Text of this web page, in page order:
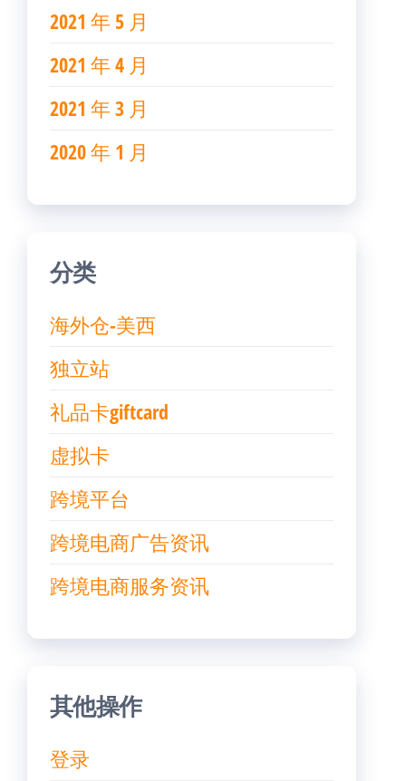
2021 年 5 月
2021 年 4 月
2021 年 3 月
2020 年 1 月
分类
海外仓-美西
独立站
礼品卡giftcard
虚拟卡
跨境平台
跨境电商广告资讯
跨境电商服务资讯
其他操作
登录